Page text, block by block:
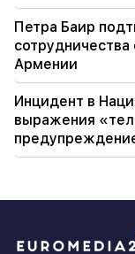
Петра Баир
Армении
Инцидент в
выражения